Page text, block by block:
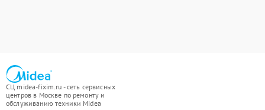
СЦ midea-fixim.ru - сеть сервисных
центров в Москве по ремонту и
обслуживанию техники Midea